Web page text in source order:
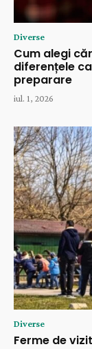
Diverse
Cum alegi
diferențele
preparare
iul. 1, 2026
Diverse
Ferme de